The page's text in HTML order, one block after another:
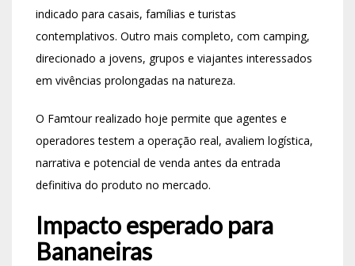
indicado para casais, famílias e turistas
contemplativos. Outro mais completo, com camping,
direcionado a jovens, grupos e viajantes interessados
em vivências prolongadas na natureza.
O Famtour realizado hoje permite que agentes e
operadores testem a operação real, avaliem logística,
narrativa e potencial de venda antes da entrada
definitiva do produto no mercado.
Impacto esperado para
Bananeiras